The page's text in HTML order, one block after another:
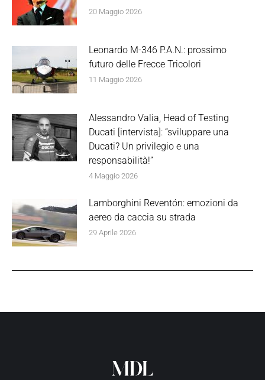
20 Maggio 2026
Leonardo M-346 P.A.N.: prossimo
futuro delle Frecce Tricolori
11 Maggio 2026
Alessandro Valia, Head of Testing
Ducati [intervista]: “sviluppare una
Ducati? Un privilegio e una
responsabilità!”
4 Maggio 2026
Lamborghini Reventón: emozioni da
aereo da caccia su strada
29 Aprile 2026